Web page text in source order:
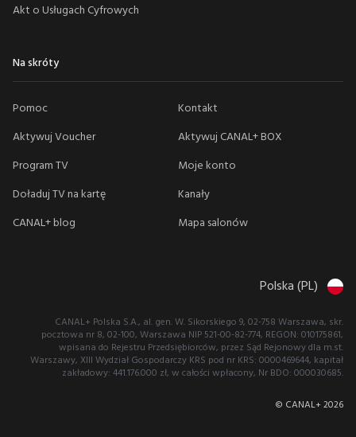
Akt o Usługach Cyfrowych
Na skróty
Pomoc
Kontakt
Aktywuj Voucher
Aktywuj CANAL+ BOX
Program TV
Moje konto
Doładuj TV na kartę
Kanały
CANAL+ blog
Mapa salonów
Polska (PL)
CANAL+ Polska S.A., al. gen. W. Sikorskiego 9, 02-758 Warszawa, skr.
pocztowa nr 8, 02-100, Warszawa NIP 521-00-82-774, REGON: 010175861,
wpisana do Rejestru Przedsiębiorców, przez Sąd Rejonowy dla m.st.
Warszawy, XIII Wydział Gospodarczy KRS pod nr KRS: 0000469644, kapitał
zakładowy: 441.176.000 zł, w całości wpłacony, Nr BDO: 000030685.
© CANAL+2026